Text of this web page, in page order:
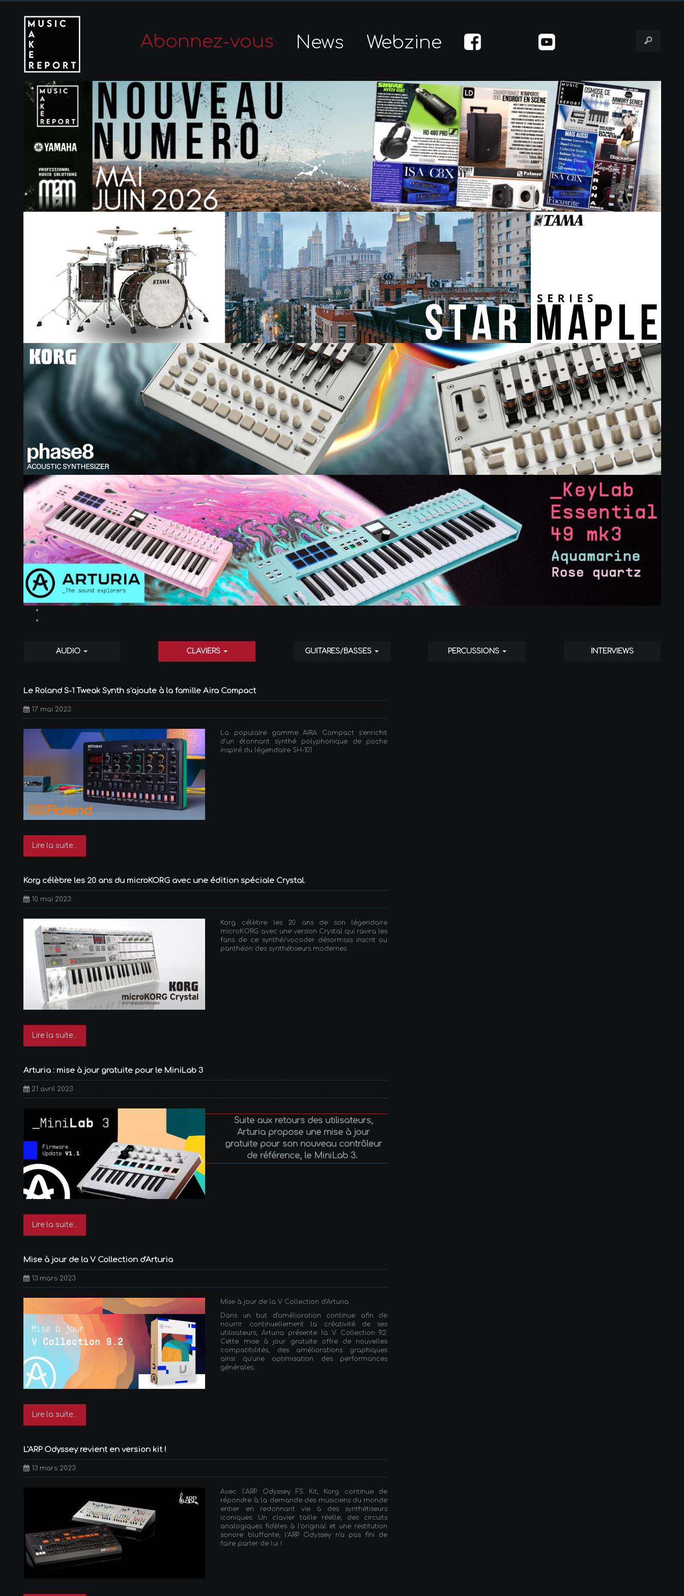
Abonnez-vous News Webzine
AUDIO CLAVIERS GUITARES/BASSES PERCUSSIONS INTERVIEWS
Le Roland S-1 Tweak Synth s'ajoute à la famille Aira Compact
17 mai 2023
La populaire gamme AIRA Compact s'enrichit
d'un étonnant synthé polyphonique de poche
inspiré du légendaire SH-101
Lire la suite...
Korg célèbre les 20 ans du microKORG avec une édition spéciale Crystal.
10 mai 2023
Korg célèbre les 20 ans de son légendaire
microKORG avec une version Crystal qui ravira les
fans de ce synthé/vocoder désormais inscrit au
panthéon des synthétiseurs modernes.
Lire la suite...
Arturia : mise à jour gratuite pour le MiniLab 3
21 avril 2023
Suite aux retours des utilisateurs,
Arturia propose une mise à jour
gratuite pour son nouveau contrôleur
de référence, le MiniLab 3.
Lire la suite...
Mise à jour de la V Collection d'Arturia
13 mars 2023
Mise à jour de la V Collection d'Arturia
Dans un but d'amélioration continue afin de
nourrir continuellement la créativité de ses
utilisateurs, Arturia présente la V Collection 9.2.
Cette mise à jour gratuite offre de nouvelles
compatibilités, des améliorations graphiques
ainsi qu'une optimisation des performances
générales.
Lire la suite...
L'ARP Odyssey revient en version kit !
13 mars 2023
Avec l'ARP Odyssey FS Kit, Korg continue de
répondre à la demande des musiciens du monde
entier en redonnant vie à des synthétiseurs
iconiques. Un clavier taille réelle, des circuits
analogiques fidèles à l'original et une restitution
sonore bluffante, l'ARP Odyssey n'a pas fini de
faire parler de lui !